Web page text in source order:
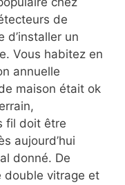
de
d’installer un
Vous habitez en
annuelle
maison était ok
fil doit être
aujourd’hui
donné. De
double vitrage et